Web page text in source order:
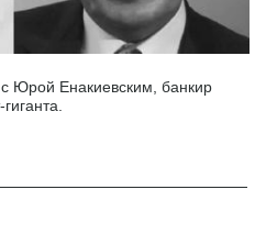
Юрой Енакиевским, банкир